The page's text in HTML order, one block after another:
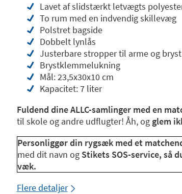
Lavet af slidstærkt letvægts
To rum med en indvendig skillevæg
Polstret bagside
Dobbelt lynlås
Justerbare stropper til arme og bryst
Brystklemmelukning
Mål: 23,5x30x10 cm
Kapacitet: 7 liter
Fuldend dine ALLC-samlinger med en
til skole og andre udflugter! Åh, og glem
Personliggør din rygsæk med et
med dit navn og Stikets SOS-service, så
væk.
Flere detaljer